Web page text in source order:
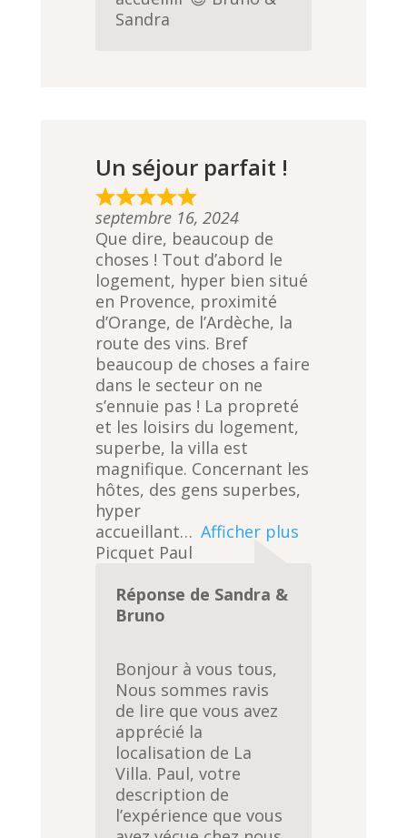
Sandra
Un séjour parfait !
R
a
t
e
d
5
,
0
o
u
t
o
f
5
septembre 16, 2024
Que dire, beaucoup de
choses ! Tout d’abord le
logement, hyper bien situé
en Provence, proximité
d’Orange, de l’Ardèche, la
route des vins. Bref
beaucoup de choses a faire
dans le secteur on ne
s’ennuie pas ! La propreté
et les loisirs du logement,
superbe, la villa est
magnifique. Concernant les
hôtes, des gens superbes,
hyper
accueillant
Afficher plus
Picquet Paul
Réponse de Sandra &
Bruno
Bonjour à vous tous,
Nous sommes ravis
de lire que vous avez
apprécié la
localisation de La
Villa. Paul, votre
description de
l’expérience que vous